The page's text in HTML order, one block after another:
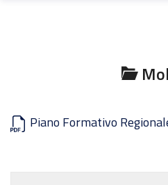
Piano Formativo